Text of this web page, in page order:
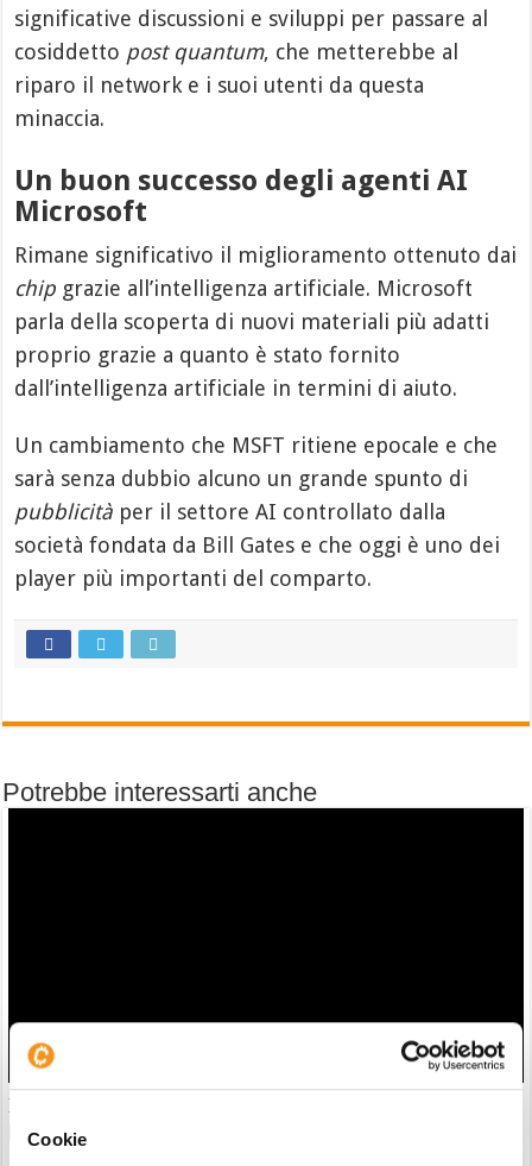
Cookie
significative discussioni e sviluppi per passare al
cosiddetto post quantum, che metterebbe al
riparo il network e i suoi utenti da questa
minaccia.
Un buon successo degli agenti AI
Microsoft
Rimane significativo il miglioramento ottenuto dai
chip grazie all’intelligenza artificiale. Microsoft
parla della scoperta di nuovi materiali più adatti
proprio grazie a quanto è stato fornito
dall’intelligenza artificiale in termini di aiuto.
Un cambiamento che MSFT ritiene epocale e che
sarà senza dubbio alcuno un grande spunto di
pubblicità per il settore AI controllato dalla
società fondata da Bill Gates e che oggi è uno dei
player più importanti del comparto.
Potrebbe interessarti anche
Il “nuovo Warren Buffett” crolla insieme all’AI. Da marzo
però è ancora leader